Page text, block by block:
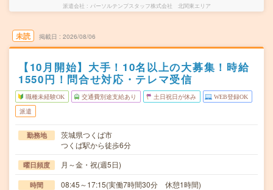
派遣会社 パーソルテンプスタッフ株式会社 北関東エリア
未読 掲載日 2026/08/06
【10月開始】大手！10名以上の大募集！時給
1550円！問合せ対応・テレマ受信
職種未経験OK 交通費別途支給あり 土日祝日が休み WEB登録OK
派遣
勤務地
茨城県つくば市
つくば駅から徒歩6分
曜日頻度 月～金・祝(週5日)
時間 08:45～17:15(実働7時間30分 休憩1時間)